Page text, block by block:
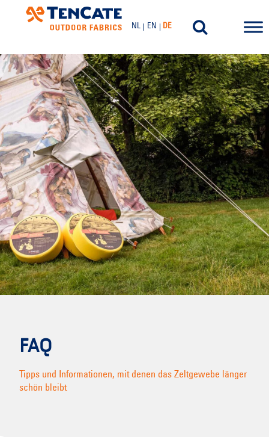
NL EN DE
FAQ
Tipps und Informationen, mit denen das Zeltgewebe länger
schön bleibt